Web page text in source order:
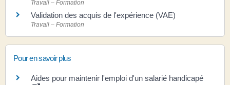
Travail – Formation
Validation des acquis de l'expérience (VAE)
Travail – Formation
Pour en savoir plus
Aides pour maintenir l'emploi d'un salarié handicapé